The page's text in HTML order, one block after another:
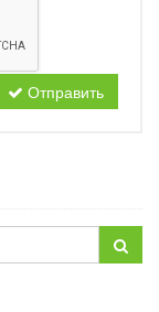
Отправить